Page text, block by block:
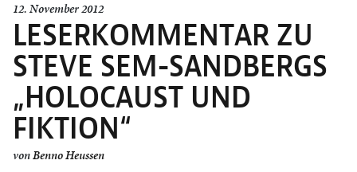
12. November 2012
LESERKOMMENTAR ZU
STEVE SEM-SANDBERGS
„HOLOCAUST UND
FIKTION“
vonBenno Heussen